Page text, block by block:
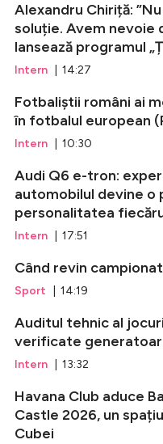
Alexandru Chiriță:
soluție. Avem nevoie
lansează programul
Intern | 14:27
Fotbaliștii români ai
în fotbalul european
Intern | 10:30
Audi Q6 e-tron:
automobilul devine
personalitatea
Intern | 17:51
Când revin
Sport | 14:19
Auditul tehnic al
verificate
Intern | 13:32
Havana Club aduce
Castle 2026, un
Cubei